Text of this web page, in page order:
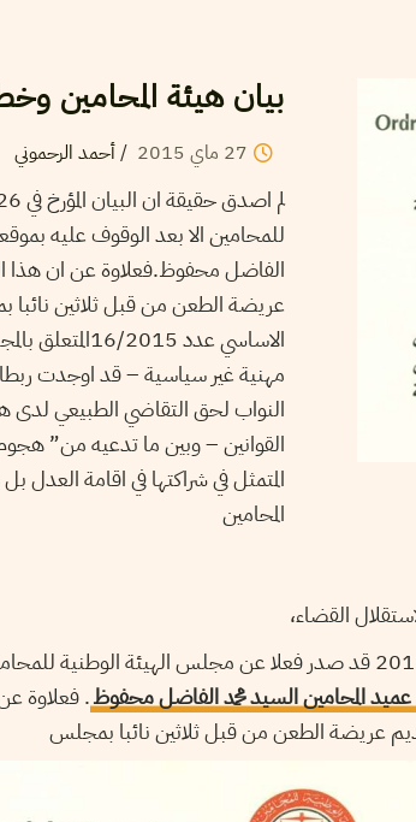
بيان هيئة المحامين
27 ماي 2015
/أحمد الرحموني
للمحامين الا بعد الوقوف عليه
الفاضل محفوظ.فعلاوة عن ان هذا
عريضة الطعن من قبل ثلاثين
الاساسي عدد
مهنية غير سياسية – قد اوجدت
النواب لحق التقاضي الطبيعي لدى
القوانين – وبين ما تدعيه من”
المتمثل في شراكتها في اقامة
المحامين
القضاء،
المحامين السيد محمد الفاضل محفوظ. فعلاوة
عريضة الطعن من قبل ثلاثين نائبا بمجلس